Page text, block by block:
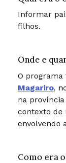
Informar
filhos.
Onde e
O programa
Magariro,
na
contexto de
envolvendo
Como era